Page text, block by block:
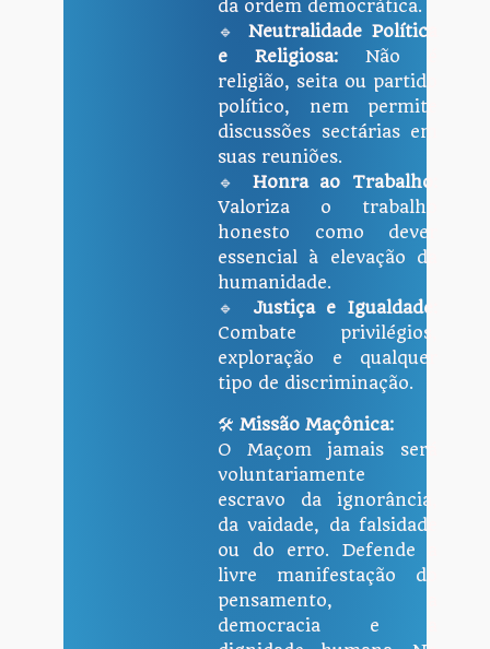
da ordem democrática.
🔹 Neutralidade Política
e Religiosa: Não é
religião, seita ou partido
político, nem permite
discussões sectárias em
suas reuniões.
🔹 Honra ao Trabalho:
Valoriza o trabalho
honesto como dever
essencial à elevação da
humanidade.
🔹 Justiça e Igualdade:
Combate privilégios,
exploração e qualquer
tipo de discriminação.
🛠 Missão Maçônica:
O Maçom jamais será
voluntariamente
escravo da ignorância,
da vaidade, da falsidade
ou do erro. Defende a
livre manifestação do
pensamento, a
democracia e a